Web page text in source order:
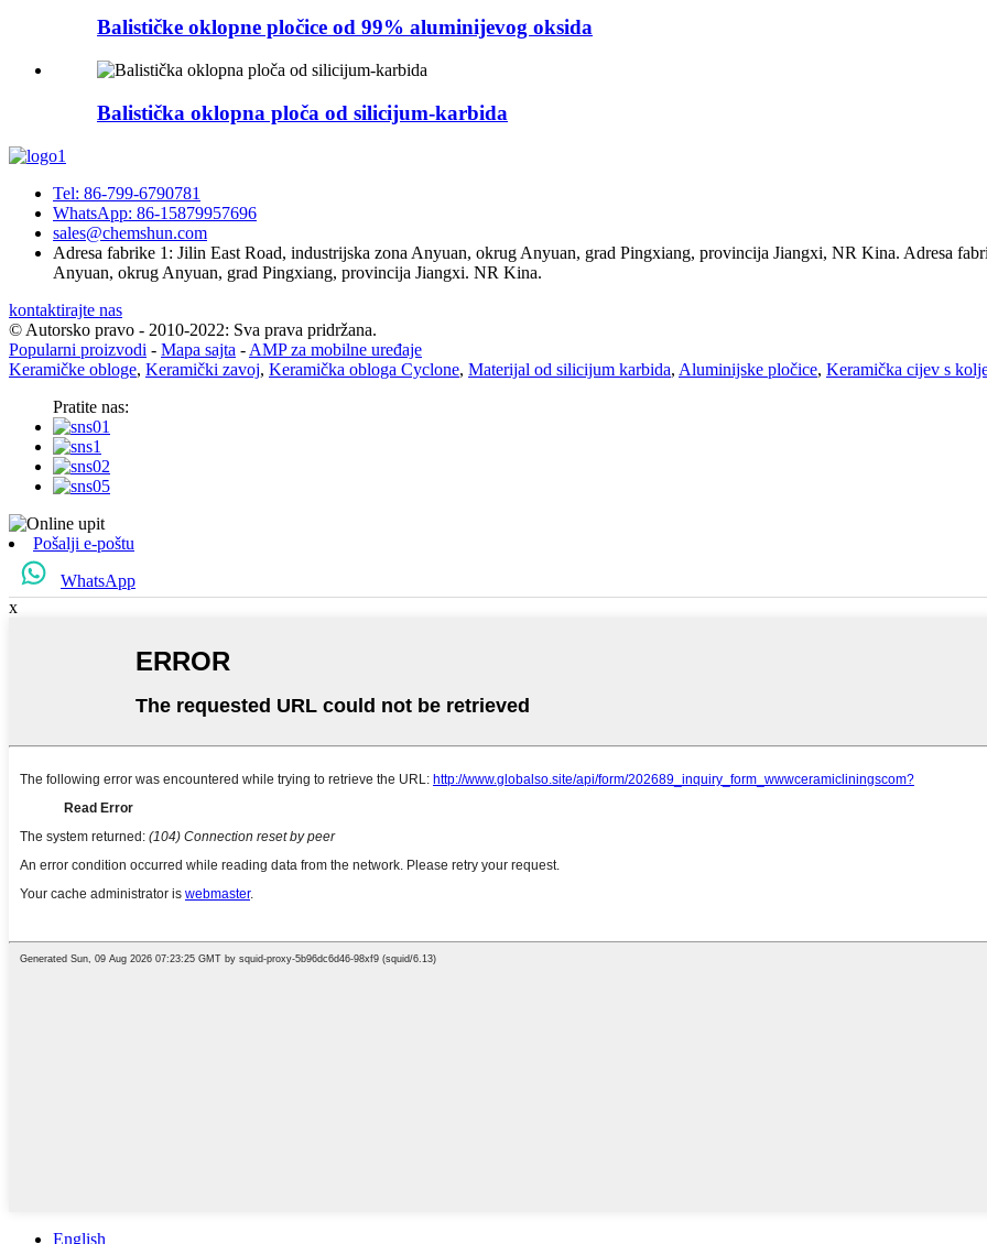
Balističke oklopne pločice od 99% aluminijevog oksida
Balistička oklopna ploča od silicijum-karbida
Tel: 86-799-6790781
WhatsApp: 86-15879957696
sales@chemshun.com
Adresa fabrike 1: Jilin East Road, industrijska zona Anyuan, okrug Anyuan, grad Pingxiang, provincija Jiangxi, NR Kina. Adresa
Anyuan, okrug Anyuan, grad Pingxiang, provincija Jiangxi. NR Kina.
kontaktirajte nas
© Autorsko pravo - 2010-2022: Sva prava pridržana.
Popularni proizvodi - Mapa sajta - AMP za mobilne uređaje
Keramičke obloge, Keramički zavoj, Keramička obloga Cyclone, Materijal od silicijum karbida, Aluminijske pločice, Keramička cijev s
Pratite nas:
Pošalji e-poštu
WhatsApp
x
English